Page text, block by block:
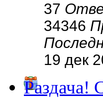
37
34346
19 дек
Раздача!